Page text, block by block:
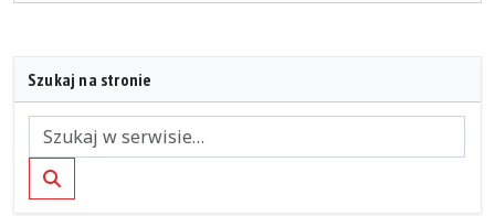
Szukaj na stronie
Szukaj